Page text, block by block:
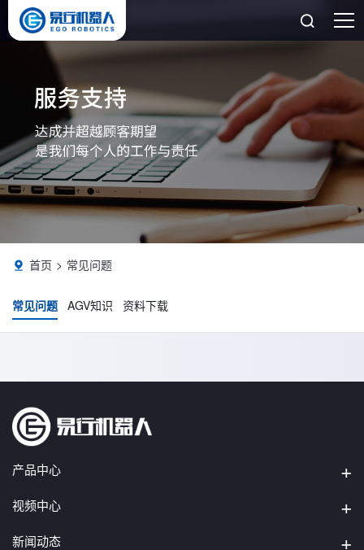

 首页 常见问题
常见问题 AGV知识 资料下载
产品中心
视频中心
新闻动态